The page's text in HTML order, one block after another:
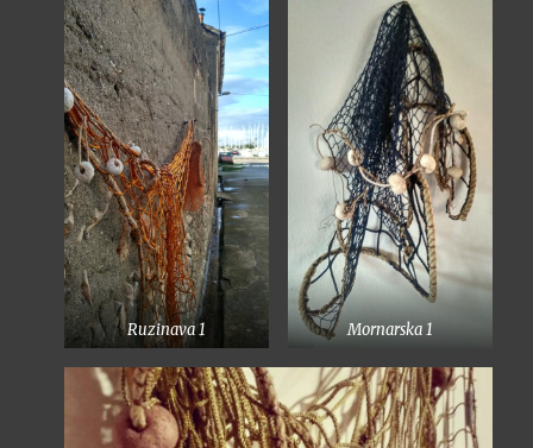
Ruzinava 1 Mornarska 1